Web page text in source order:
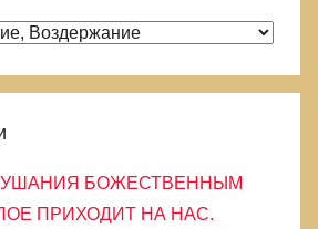
к
БОЖЕСТВЕННЫМ
ПРИХОДИТ НА НАС.